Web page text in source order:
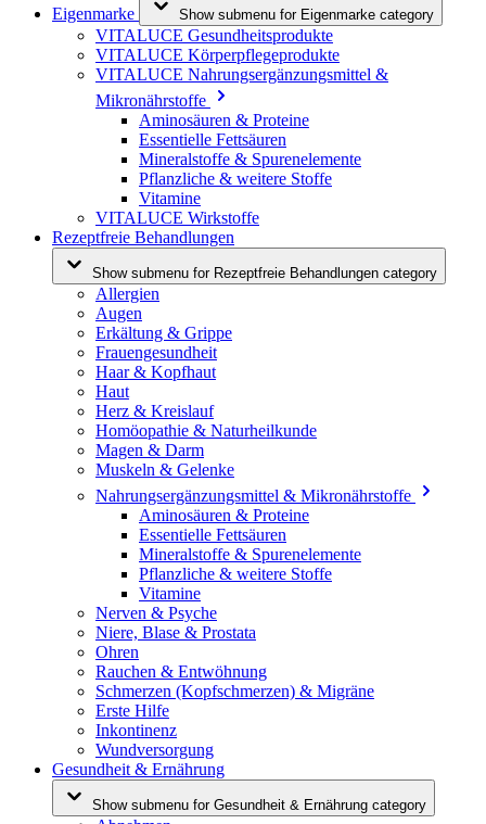
Eigenmarke Show submenu for Eigenmarke category
VITALUCE Gesundheitsprodukte
VITALUCE Körperpflegeprodukte
VITALUCE Nahrungsergänzungsmittel &
Mikronährstoffe
Aminosäuren & Proteine
Essentielle Fettsäuren
Mineralstoffe & Spurenelemente
Pflanzliche & weitere Stoffe
Vitamine
VITALUCE Wirkstoffe
Rezeptfreie Behandlungen
Show submenu for Rezeptfreie Behandlungen category
Allergien
Augen
Erkältung & Grippe
Frauengesundheit
Haar & Kopfhaut
Haut
Herz & Kreislauf
Homöopathie & Naturheilkunde
Magen & Darm
Muskeln & Gelenke
Nahrungsergänzungsmittel & Mikronährstoffe
Aminosäuren & Proteine
Essentielle Fettsäuren
Mineralstoffe & Spurenelemente
Pflanzliche & weitere Stoffe
Vitamine
Nerven & Psyche
Niere, Blase & Prostata
Ohren
Rauchen & Entwöhnung
Schmerzen (Kopfschmerzen) & Migräne
Erste Hilfe
Inkontinenz
Wundversorgung
Gesundheit & Ernährung
Show submenu for Gesundheit & Ernährung category